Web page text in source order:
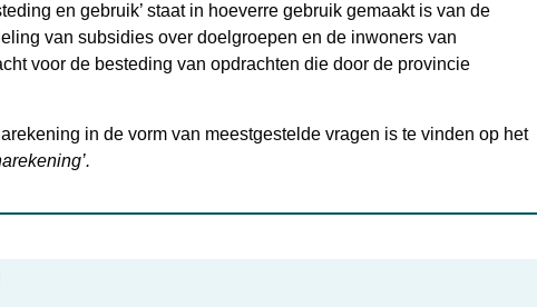
en gebruik’ staat in hoeverre gebruik gemaakt is van de
van subsidies over doelgroepen en de inwoners van
voor de besteding van opdrachten die door de provincie
in de vorm van meestgestelde vragen is te vinden op het